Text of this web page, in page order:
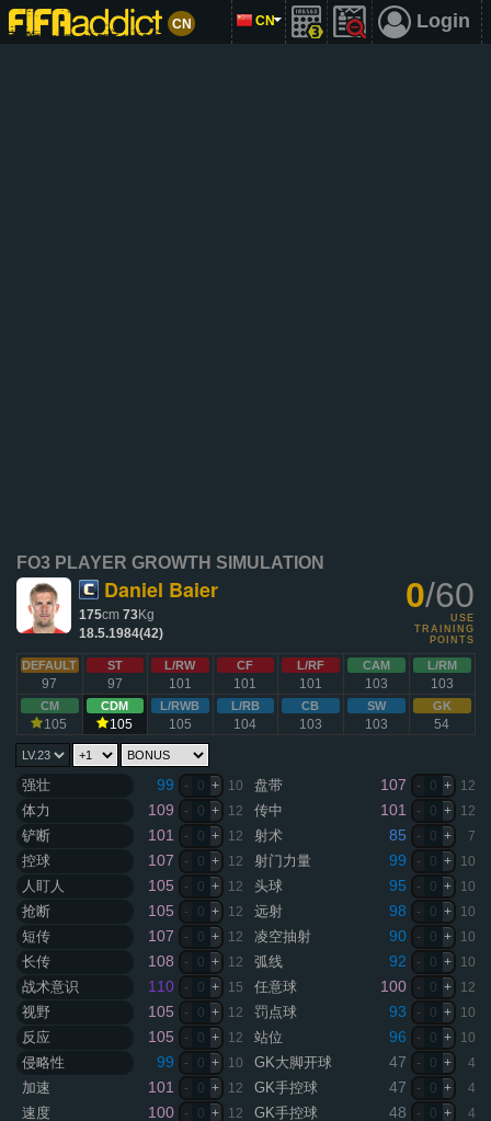
CN CN Login
FO3 PLAYER GROWTH SIMULATION
Daniel Baier
175cm73Kg
18.5.1984(42)
0/60
USE
TRAINING
POINTS
DEFAULT
97
ST
97
L/RW
101
CF
101
L/RF
101
CAM
103
L/RM
103
CM
105
CDM
105
L/RWB
105
L/RB
104
CB
103
SW
103
GK
54
强壮 99 - 0 + 10
体力 109 - 0 + 12
铲断 101 - 0 + 12
控球 107 - 0 + 12
人盯人 105 - 0 + 12
抢断 105 - 0 + 12
短传 107 - 0 + 12
长传 108 - 0 + 12
战术意识 110 - 0 + 15
视野 105 - 0 + 12
反应 105 - 0 + 12
侵略性 99 - 0 + 10
加速 101 - 0 + 12
速度 100 - 0 + 12
盘带 107 - 0 + 12
传中 101 - 0 + 12
射术 85 - 0 + 7
射门力量 99 - 0 + 10
头球 95 - 0 + 10
远射 98 - 0 + 10
凌空抽射 90 - 0 + 10
弧线 92 - 0 + 10
任意球 100 - 0 + 12
罚点球 93 - 0 + 10
站位 96 - 0 + 10
GK大脚开球 47 - 0 + 4
GK手控球 47 - 0 + 4
GK手控球 48 - 0 + 4